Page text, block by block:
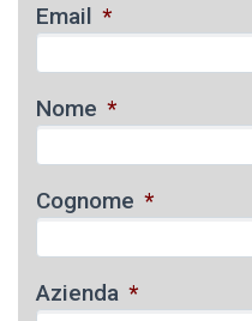
Email *
Nome *
Cognome *
Azienda *